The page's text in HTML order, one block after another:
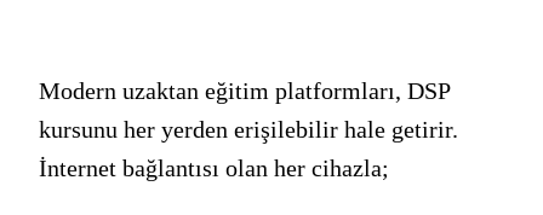
Modern uzaktan eğitim platformları, DSP
kursunu her yerden erişilebilir hale getirir.
İnternet bağlantısı olan her cihazla;